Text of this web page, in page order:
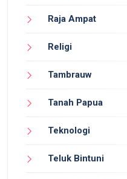
Raja Ampat
Religi
Tambrauw
Tanah Papua
Teknologi
Teluk Bintuni